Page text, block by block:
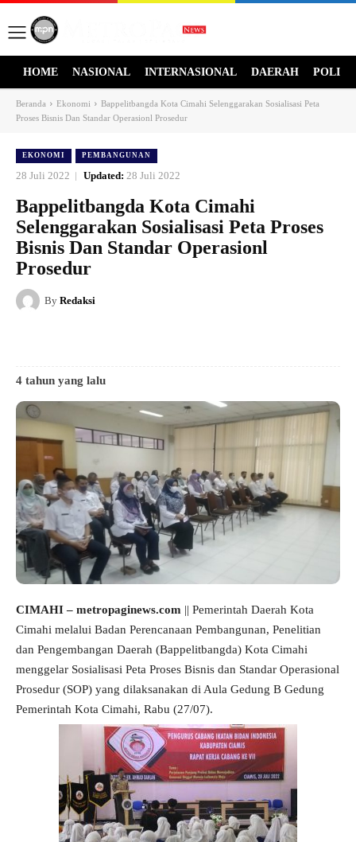
HOME NASIONAL INTERNASIONAL DAERAH
Beranda Ekonomi
Bappelitbangda Kota Cimahi Selenggarakan Sosialisasi Peta
Proses Bisnis Dan Standar Operasionl Prosedur
EKONOMI PEMBANGUNAN
28 Juli 2022 Updated: 28 Juli 2022
Bappelitbangda Kota Cimahi
Selenggarakan Sosialisasi Peta Proses
Bisnis Dan Standar Operasionl
Prosedur
By Redaksi
4 tahun yang lalu
CIMAHI – metropaginews.com || Pemerintah Daerah Kota
Cimahi melalui Badan Perencanaan Pembangunan, Penelitian
dan Pengembangan Daerah (Bappelitbangda) Kota Cimahi
menggelar Sosialisasi Peta Proses Bisnis dan Standar Operasional
Prosedur (SOP) yang dilaksanakan di Aula Gedung B Gedung
Pemerintah Kota Cimahi, Rabu (27/07).